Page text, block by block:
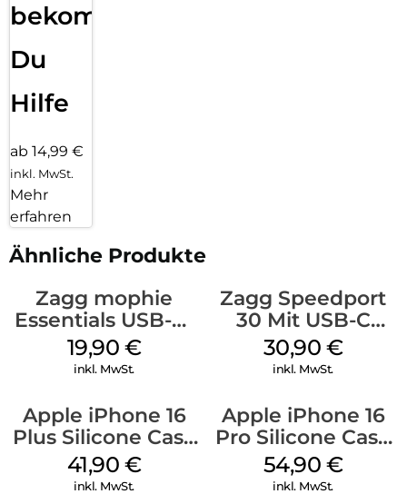
bekommst
Du
Hilfe
ab 14,99 €
inkl. MwSt.
Mehr
erfahren
Ähnliche Produkte
Zagg mophie
Essentials USB-C-
20W Charger PD
Weiß
19,90 €
inkl. MwSt.
Zagg Speedport
30 Mit USB-C
Kabel Weiß
30,90 €
inkl. MwSt.
Apple iPhone 16
Plus Silicone Case
MagSafe Stone
Gray
41,90 €
inkl. MwSt.
Apple iPhone 16
Pro Silicone Case
MagSafe Black
54,90 €
inkl. MwSt.